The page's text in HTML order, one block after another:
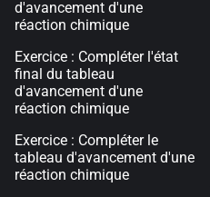
d'avancement d'une
réaction chimique
Exercice : Compléter l'état
final du tableau
d'avancement d'une
réaction chimique
Exercice : Compléter le
tableau d'avancement d'une
réaction chimique